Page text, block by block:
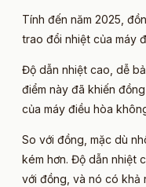
Tính đến năm 2025,
trao đổi nhiệt của máy
Độ dẫn nhiệt cao, dễ
điểm này đã khiến
của máy điều hòa
So với đồng, mặc dù
kém hơn. Độ dẫn nhiệt
với đồng, và nó có khả